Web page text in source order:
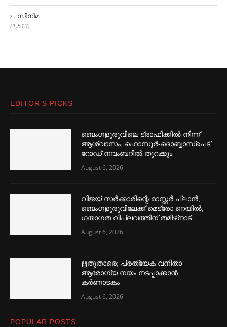
സിനിമ
(1,513)
EDITOR’S PICKS
ബെംഗളൂരുവിലെ ട്രാഫിക്കില്‍ നിന്ന്
ആശ്വാസം; ഹൊസൂര്‍-ദൊബ്ബാസ്പെട്
റോഡ് നവംബറില്‍ തുറക്കും
August 6, 2026
വിജയ് സര്‍ക്കാരിന്റെ മാസ്റ്റര്‍ പ്ലാന്‍;
ബെംഗളൂരുവിലേക്ക് മെട്രോ റെയില്‍,
ഗതാഗത വിപ്ലവത്തിന് തമിഴ്‌നാട്
August 6, 2026
ഋതുതാരെ; പ്രത്യേക വനിതാ
ആരോഗ്യ നയം നടപ്പാക്കാൻ
കര്‍ണാടകം
August 6, 2026
POPULAR POSTS